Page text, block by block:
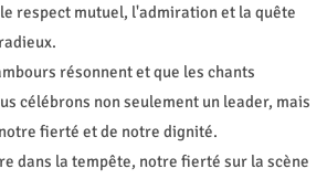
respect mutuel, l'admiration et la quête
résonnent et que les chants
célébrons non seulement un leader, mais
fierté et de notre dignité.
dans la tempête, notre fierté sur la scène